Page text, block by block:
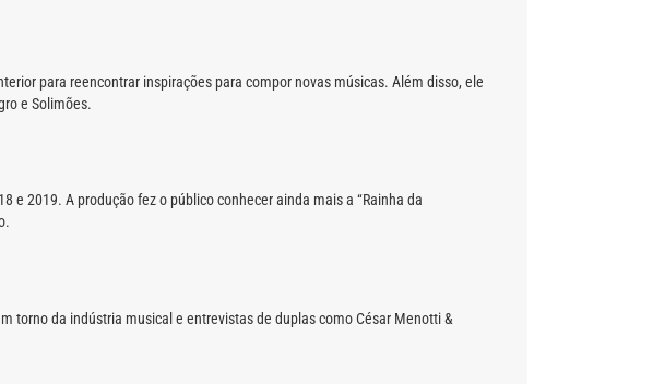
para reencontrar inspirações para compor novas músicas. Além disso, ele
e Solimões.
e 2019. A produção fez o público conhecer ainda mais a “Rainha da
torno da indústria musical e entrevistas de duplas como César Menotti &